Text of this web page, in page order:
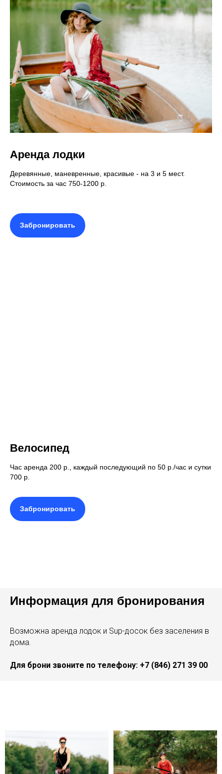
Аренда лодки
Деревянные, маневренные, красивые - на 3 и 5 мест.
Стоимость за час 750-1200 р.
Забронировать
Велосипед
Час аренда 200 р., каждый последующий по 50 р./час и сутки
700 р.
Забронировать
Информация для бронирования
Возможна аренда лодок и Sup-досок без заселения в
дома.
Для брони звоните по телефону: +7 (846) 271 39 00